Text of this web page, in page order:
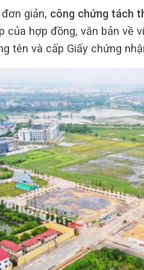
giản, công chứng tách
của hợp đồng, văn bản
tên và cấp Giấy chứng